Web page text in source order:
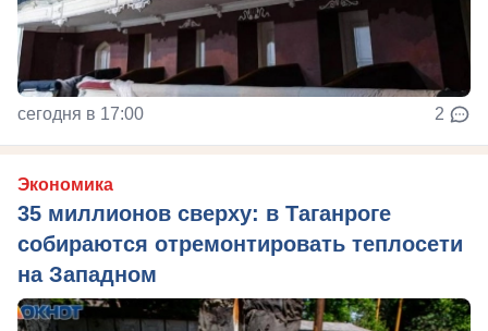
сегодня в 17:00 2
Экономика
35 миллионов сверху: в Таганроге
собираются отремонтировать теплосети
на Западном